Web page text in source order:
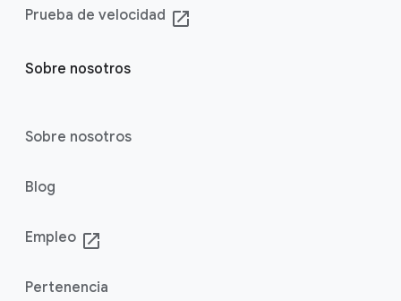
Prueba de velocidad launch
Sobre nosotros
Sobre nosotros
Blog
Empleo launch
Pertenencia